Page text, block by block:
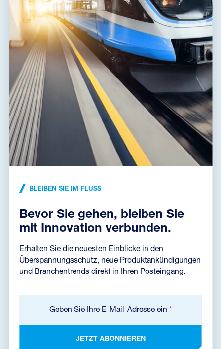
SLP-275 V/1 S
A01618 TN
Überspannungsableiter für Systeme TN und TT, 40 kA (8/20
µs), Fernstörungssignalisierung
SLP-385 V/1
T2 TN
Überspannungsableiter für Systeme TN und TT, bis 385 V AC,
BLEIBEN SIE IM FLUSS
Bevor Sie gehen, bleiben Sie
mit Innovation verbunden.
Erhalten Sie die neuesten Einblicke in den
Überspannungsschutz, neue Produktankündigungen
und Branchentrends direkt in Ihren Posteingang.
Geben Sie Ihre E-Mail-Adresse ein *
JETZT ABONNIEREN